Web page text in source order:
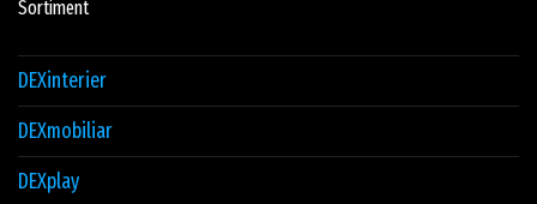
Sortiment
DEXinterier
DEXmobiliar
DEXplay